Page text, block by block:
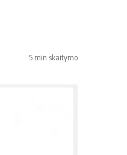
5 min skaitymo